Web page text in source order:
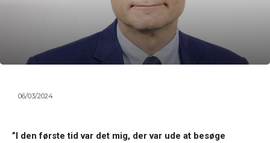
06/03/2024
”I den første tid var det mig, der var ude at besøge